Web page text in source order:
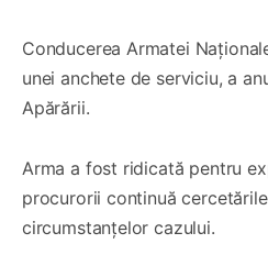
Conducerea Armatei
unei anchete de serviciu, a
Apărării.
Arma a fost ridicată pentru
procurorii continuă
circumstanțelor cazului.